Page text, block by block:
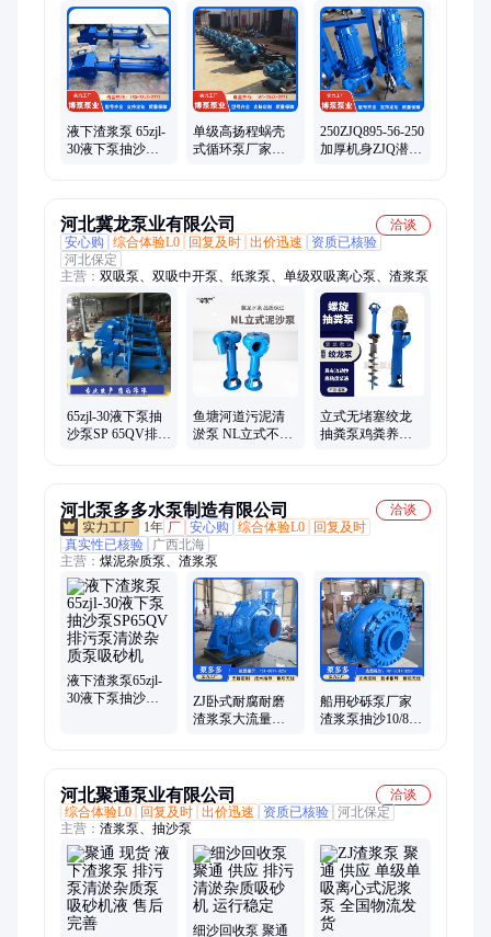
泵、SP型液下渣浆泵、DT脱硫泵、吸沙泵、抽砂泵、砂砾泵、
泥浆泵、泡沫泵、水泵配件
液下渣浆泵 65zjl-
30液下泵抽沙泵
单级高扬程蜗壳
式循环泵厂家
250ZJQ895-56-250
加厚机身ZJQ潜水
河北冀龙泵业有限公司
洽谈
安心购
综合体验L0 回复及时 出价迅速
资质已核验
河北保定
主营： 双吸泵、双吸中开泵、纸浆泵、单级双吸离心泵、渣浆泵
65zjl-30液下泵抽
沙泵SP 65QV排污
鱼塘河道污泥清
淤泵 NL立式不堵
立式无堵塞绞龙
抽粪泵鸡粪养殖
河北泵多多水泵制造有限公司
洽谈
1年 厂 安心购 综合体验L0
回复及时
真实性已核验
广西北海
主营： 煤泥杂质泵、渣浆泵
液下渣浆泵65zjl-
30液下泵抽沙泵
ZJ卧式耐腐耐磨
渣浆泵大流量吸
船用砂砾泵厂家
渣浆泵抽沙10/8F-
河北聚通泵业有限公司
洽谈
综合体验L0
回复及时 出价迅速 资质已核验 河北保定
主营： 渣浆泵、抽沙泵
细沙回收泵 聚通